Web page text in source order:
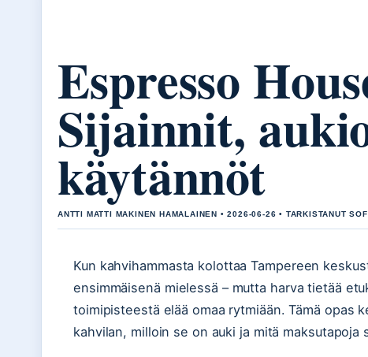
Espresso
Sijainnit,
käytännöt
ANTTI MATTI MAKINEN HAMALAINEN • 2026-06-26 • TARKISTANUT
Kun kahvihammasta kolottaa Tampereen
ensimmäisenä mielessä – mutta harva tietää
toimipisteestä elää omaa rytmiään. Tämä opas
kahvilan, milloin se on auki ja mitä maksutapoja